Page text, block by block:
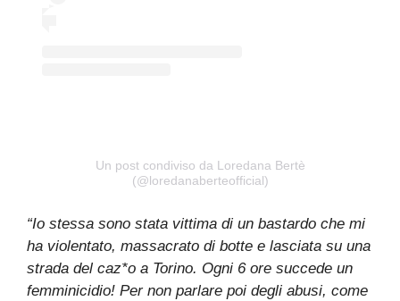
Un post condiviso da Loredana Bertè
(@loredanaberteofficial)
“Io stessa sono stata vittima di un bastardo che mi
ha violentato, massacrato di botte e lasciata su una
strada del caz*o a Torino. Ogni 6 ore succede un
femminicidio! Per non parlare poi degli abusi, come